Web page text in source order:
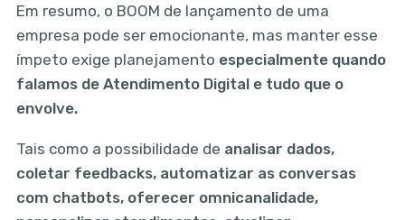
Em resumo, o BOOM de lançamento de uma
empresa pode ser emocionante, mas manter esse
ímpeto exige planejamento especialmente quando
falamos de Atendimento Digital e tudo que o
envolve.
Tais como a possibilidade de analisar dados,
coletar feedbacks, automatizar as conversas
com chatbots, oferecer omnicanalidade,